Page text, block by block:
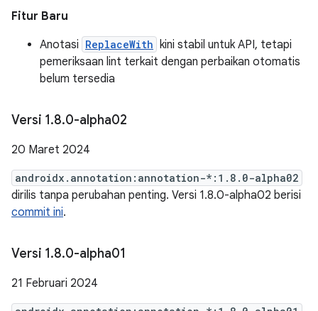
Fitur Baru
Anotasi ReplaceWith kini stabil untuk API, tetapi
pemeriksaan lint terkait dengan perbaikan otomatis
belum tersedia
Versi 1.8.0-alpha02
20 Maret 2024
androidx.annotation:annotation-*:1.8.0-alpha02
dirilis tanpa perubahan penting. Versi 1.8.0-alpha02 berisi
commit ini.
Versi 1.8.0-alpha01
21 Februari 2024